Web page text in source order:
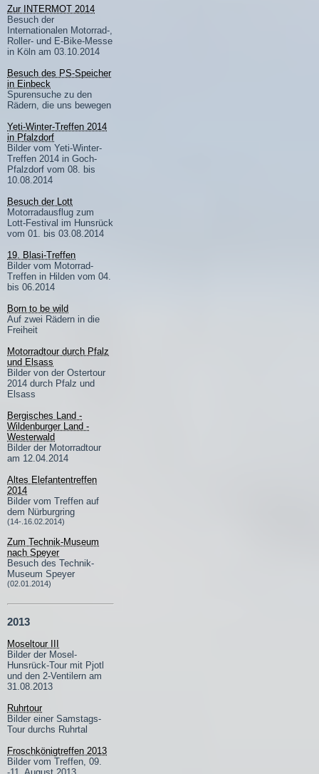
Zur INTERMOT 2014
Besuch der
Internationalen Motorrad-,
Roller- und E-Bike-Messe
in Köln am 03.10.2014
Besuch des PS-Speicher
in Einbeck
Spurensuche zu den
Rädern, die uns bewegen
Yeti-Winter-Treffen 2014
in Pfalzdorf
Bilder vom Yeti-Winter-
Treffen 2014 in Goch-
Pfalzdorf vom 08. bis
10.08.2014
Besuch der Lott
Motorradausflug zum
Lott-Festival im Hunsrück
vom 01. bis 03.08.2014
19. Blasi-Treffen
Bilder vom Motorrad-
Treffen in Hilden vom 04.
bis 06.2014
Born to be wild
Auf zwei Rädern in die
Freiheit
Motorradtour durch Pfalz
und Elsass
Bilder von der Ostertour
2014 durch Pfalz und
Elsass
Bergisches Land -
Wildenburger Land -
Westerwald
Bilder der Motorradtour
am 12.04.2014
Altes Elefantentreffen
2014
Bilder vom Treffen auf
dem Nürburgring
(14-.16.02.2014)
Zum Technik-Museum
nach Speyer
Besuch des Technik-
Museum Speyer
(02.01.2014)
2013
Moseltour III
Bilder der Mosel-
Hunsrück-Tour mit Pjotl
und den 2-Ventilern am
31.08.2013
Ruhrtour
Bilder einer Samstags-
Tour durchs Ruhrtal
Froschkönigtreffen 2013
Bilder vom Treffen, 09.